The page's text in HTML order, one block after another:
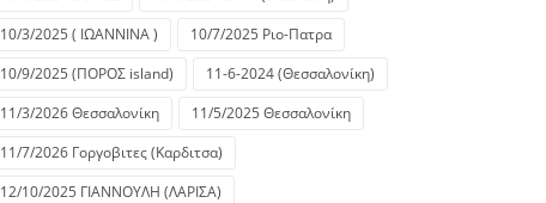
10/3/2025 ( ΙΩΑΝΝΙΝΑ )
10/7/2025 Ριο-Πατρα
10/9/2025 (ΠΟΡΟΣ island)
11-6-2024 (Θεσσαλονίκη)
11/3/2026 Θεσσαλονίκη
11/5/2025 Θεσσαλονίκη
11/7/2026 Γοργοβιτες (Καρδιτσα)
12/10/2025 ΓΙΑΝΝΟΥΛΗ (ΛΑΡΙΣΑ)